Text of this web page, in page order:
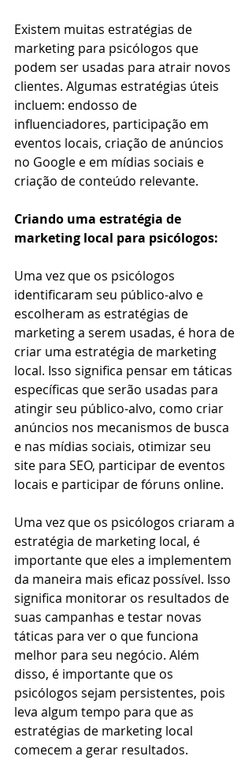
Existem muitas estratégias de
marketing para psicólogos que
podem ser usadas para atrair novos
clientes. Algumas estratégias úteis
incluem: endosso de
influenciadores, participação em
eventos locais, criação de anúncios
no Google e em mídias sociais e
criação de conteúdo relevante.
Criando uma estratégia de
marketing local para psicólogos:
Uma vez que os psicólogos
identificaram seu público-alvo e
escolheram as estratégias de
marketing a serem usadas, é hora de
criar uma estratégia de marketing
local. Isso significa pensar em táticas
específicas que serão usadas para
atingir seu público-alvo, como criar
anúncios nos mecanismos de busca
e nas mídias sociais, otimizar seu
site para SEO, participar de eventos
locais e participar de fóruns online.
Uma vez que os psicólogos criaram a
estratégia de marketing local, é
importante que eles a implementem
da maneira mais eficaz possível. Isso
significa monitorar os resultados de
suas campanhas e testar novas
táticas para ver o que funciona
melhor para seu negócio. Além
disso, é importante que os
psicólogos sejam persistentes, pois
leva algum tempo para que as
estratégias de marketing local
comecem a gerar resultados.